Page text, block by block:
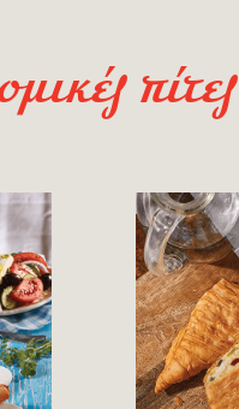
πίτες